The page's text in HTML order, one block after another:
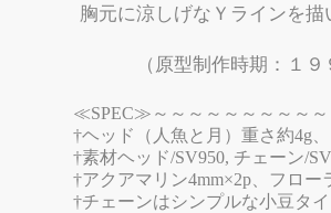
胸元に涼しげなＹラインを
（原型制作時期：１
≪SPEC≫～～～～～～～～～～
†ヘッド（人魚と月）重さ約4g
†素材ヘッド/SV950, チェーン/
†アクアマリン4mm×2p、フロー
†チェーンはシンプルな小豆タ